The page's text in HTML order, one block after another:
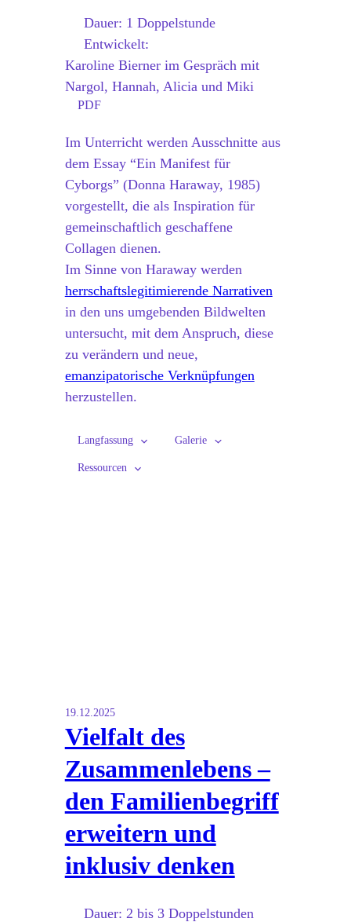
Dauer: 1 Doppelstunde
Entwickelt:
Karoline Bierner im Gespräch mit
Nargol, Hannah, Alicia und Miki
PDF
Im Unterricht werden Ausschnitte aus
dem Essay “Ein Manifest für
Cyborgs” (Donna Haraway, 1985)
vorgestellt, die als Inspiration für
gemeinschaftlich geschaffene
Collagen dienen.
Im Sinne von Haraway werden
herrschaftslegitimierende Narrativen
in den uns umgebenden Bildwelten
untersucht, mit dem Anspruch, diese
zu verändern und neue,
emanzipatorische Verknüpfungen
herzustellen.
Langfassung Galerie
Ressourcen
19.12.2025
Vielfalt des
Zusammenlebens –
den Familienbegriff
erweitern und
inklusiv denken
Dauer: 2 bis 3 Doppelstunden